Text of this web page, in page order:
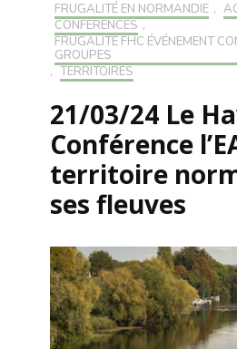
FRUGALITÉ EN NORMANDIE ,
CONFÉRENCES ,
FRUGALITÉ FHC ÉVÉNEMENT
GROUPES
, TERRITOIRES
21/03/24 Le
Conférence
territoire
ses fleuves